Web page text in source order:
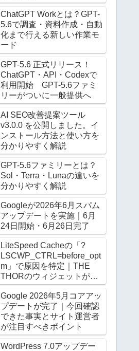
ChatGPT Workとは？GPT-
5.6で調査・資料作成・自動
化まで行える新しい作業モ
ード
GPT-5.6 正式リリース！
ChatGPT・API・Codexで
利用開始 GPT-5.6ファミ
リーがついに一般提供へ
AI SEO改善提案ツール
v3.0.0 を公開しました。イ
ンストール方法と使い方を
分かりやすく解説
GPT-5.6ファミリーとは？
Sol・Terra・Lunaの違いを
分かりやすく解説
Googleが2026年6月スパム
アップデートを実施｜6月
24日開始・6月26日完了
LiteSpeed Cacheの「?
LSCWP_CTRL=before_opt
m」で原因を特定｜THE
THORのウィジェットがロ
グアウト時だけ崩る
Google 2026年5月コアアッ
プデートが完了｜今回確認
できた事実とサイト運営者
が注目すべきポイント
WordPress 7.0アップデー